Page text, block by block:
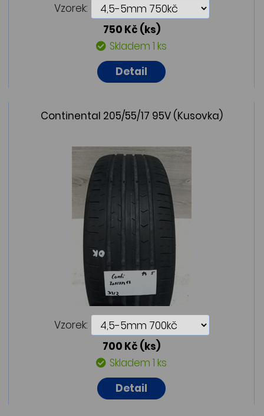
Vzorek:
750 Kč (ks)
Skladem 1 ks
Detail
Continental 205/55/17 95V (Kusovka)
Vzorek:
700 Kč (ks)
Skladem 1 ks
Detail